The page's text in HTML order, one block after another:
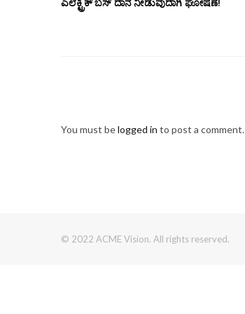
You must belogged in to post a comment.
© 2022 ACME Vision. All rights reserved.